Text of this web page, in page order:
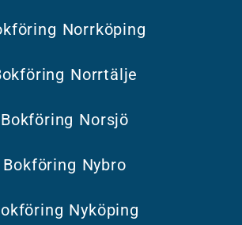
Norrköping
Norrtälje
Bokföring Norsjö
Bokföring Nybro
Nyköping